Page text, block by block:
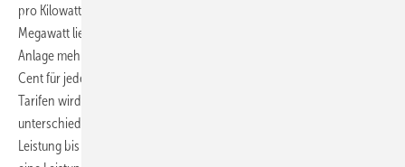
pro Kilowattstunde. Bei Anlagen mit einer Gesamtleistung bis zu einem
Megawatt liegt der Tarif bei 23,8 Cent pro Kilowattstunde. Hat die
Anlage mehr als ein Megawatt Leistung, bekommt der Betreiber 20,5
Cent für jede ins Netz eingespeiste Kilowattstunde. Bei den regulären
Tarifen wird zwischen Dachanlagen und anderen Anlagen
unterschieden. So bekommt der Betreiber einer Dachanlage mit einer
Leistung bis drei Kilowatt 20,8 Cent pro Kilowattstunde. Hat die Anlage